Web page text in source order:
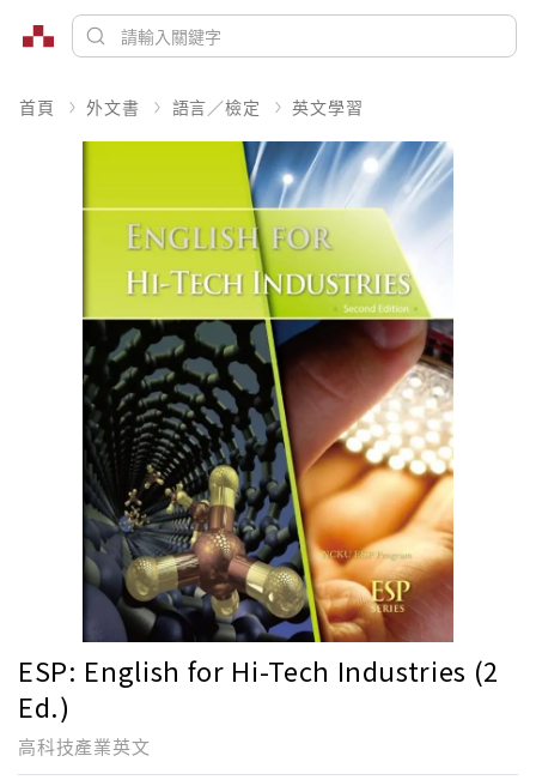
首頁 外文書 語言／檢定 英文學習
ESP: English for Hi-Tech Industries (2
Ed.)
高科技產業英文